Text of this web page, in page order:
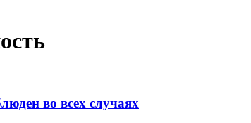
во всех случаях